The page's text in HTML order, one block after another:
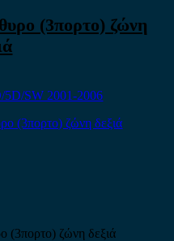
(3πορτο) ζώνη
SW 2001-2006
(3πορτο) ζώνη δεξιά